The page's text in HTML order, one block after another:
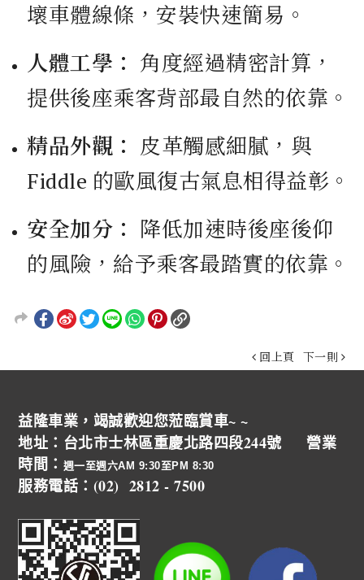
壞車體線條，安裝快速簡易。
人體工學： 角度經過精密計算，
提供後座乘客背部最自然的依靠。
精品外觀： 皮革觸感細膩，與
Fiddle 的歐風復古氣息相得益彰。
安全加分： 降低加速時後座後仰
的風險，給予乘客最踏實的依靠。
回上頁 下一則
益隆車業，竭誠歡迎您蒞臨賞車~ ~
地址：台北市士林區重慶北路四段244號 營業
時間： 週一至週六AM 9:30至PM 8:30
服務電話：(02) 2812 - 7500